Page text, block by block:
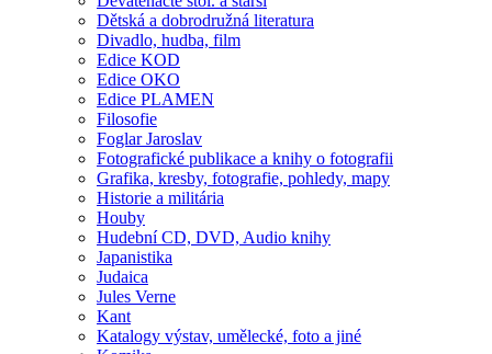
Dětská a dobrodružná literatura
Divadlo, hudba, film
Edice KOD
Edice OKO
Edice PLAMEN
Filosofie
Foglar Jaroslav
Fotografické publikace a knihy o fotografii
Grafika, kresby, fotografie, pohledy, mapy
Historie a militária
Houby
Hudební CD, DVD, Audio knihy
Japanistika
Judaica
Jules Verne
Kant
Katalogy výstav, umělecké, foto a jiné